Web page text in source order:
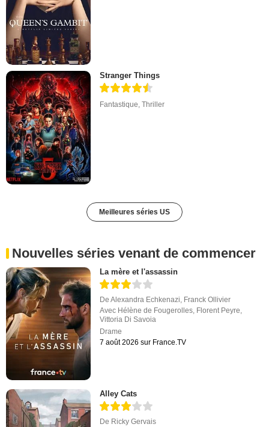
Stranger Things
Fantastique,Thriller
Meilleures séries US
Nouvelles séries venant de commencer
La mère et l'assassin
DeAlexandra Echkenazi Franck Ollivier
Avec Hélène de Fougerolles Florent Peyre
Vittoria Di Savoia
Drame
7 août 2026 sur France.TV
Alley Cats
De Ricky Gervais